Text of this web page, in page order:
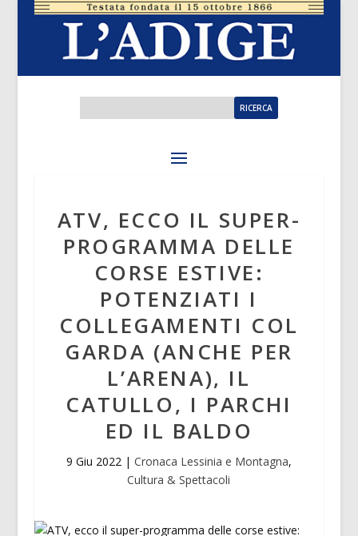
ATV, ECCO IL SUPER-
PROGRAMMA DELLE
CORSE ESTIVE:
POTENZIATI I
COLLEGAMENTI COL
GARDA (ANCHE PER
L’ARENA), IL
CATULLO, I PARCHI
ED IL BALDO
9 Giu 2022| Cronaca Lessinia e Montagna,
Cultura & Spettacoli